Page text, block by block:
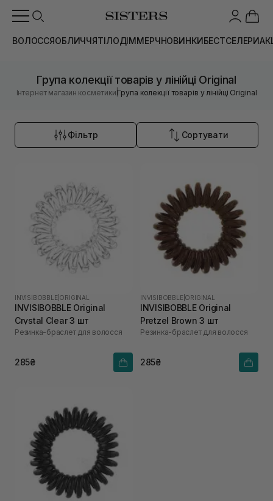
ВОЛОССЯОБЛИЧЧЯТІЛОДІММЕРЧНОВИНКИБЕСТСЕЛЕРИ
Група колекції товарів у лінійці Original
Інтернет магазин косметики |Група колекції товарів у лінійці Original
Фільтр Сортувати
INVISIBOBBLE ORIGINAL
INVISIBOBBLE Original
Crystal Clear 3 шт
Резинка-браслет для волосся
285₴
INVISIBOBBLE ORIGINAL
INVISIBOBBLE Original
Pretzel Brown 3 шт
Резинка-браслет для волосся
285₴